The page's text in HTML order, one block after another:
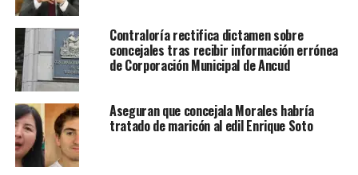
Contraloría rectifica dictamen sobre
concejales tras recibir información errónea
de Corporación Municipal de Ancud
Aseguran que concejala Morales habría
tratado de maricón al edil Enrique Soto